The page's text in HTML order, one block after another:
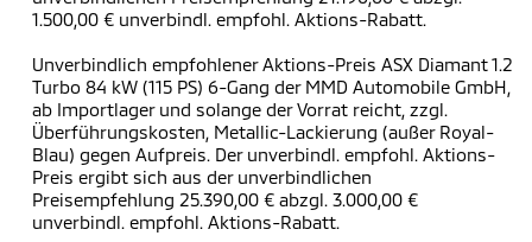
1.500,00 € unverbindl. empfohl. Aktions-Rabatt.
Unverbindlich empfohlener Aktions-Preis ASX Diamant 1.2
Turbo 84 kW (115 PS) 6-Gang der MMD Automobile GmbH,
ab Importlager und solange der Vorrat reicht, zzgl.
Überführungskosten, Metallic-Lackierung (außer Royal-
Blau) gegen Aufpreis. Der unverbindl. empfohl. Aktions-
Preis ergibt sich aus der unverbindlichen
Preisempfehlung 25.390,00 € abzgl. 3.000,00 €
unverbindl. empfohl. Aktions-Rabatt.